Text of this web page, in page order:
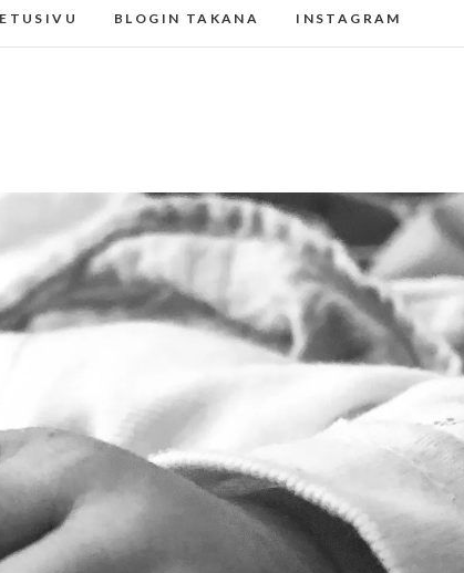
ETUSIVU BLOGIN TAKANA INSTAGRAM